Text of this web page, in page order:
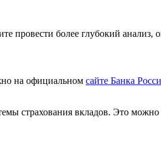
более глубокий анализ,
на официальном сайте Банка
страхования вкладов. Это можно